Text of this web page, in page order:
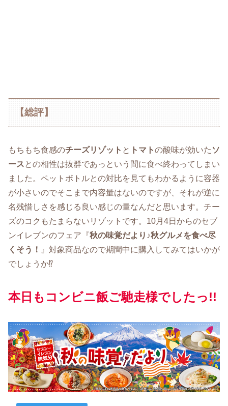
【総評】
もちもち食感のチーズリゾット と トマトの酸味が効いた ソ
ースとの相性は抜群であっという間に食べ終わってしまい
ました。ペットボトルとの対比を見てもわかるように容器
が小さいのでそこまで内容量はないのですが、それが逆に
名残惜しさを感じる良い感じの量なんだと思います。チー
ズのコクもたまらないリゾットです。10月4日からのセブ
ンイレブンのフェア『秋の味覚だより♪秋グルメを食べ尽
くそう！ 』対象商品なので期間中に購入してみてはいかが
でしょうか⁉
本日もコンビニ飯ご馳走様でしたっ!!